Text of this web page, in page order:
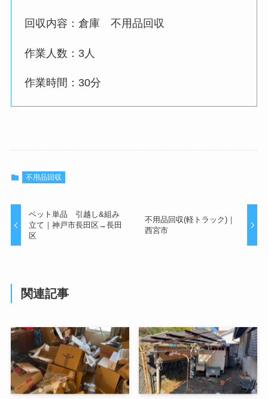
回収内容：倉庫 不用品回収
作業人数：3人
作業時間：30分
不用品回収
ベット単品 引越し&組み
立て｜神戸市長田区→長田
区
不用品回収(軽トラック)｜
西宮市
関連記事